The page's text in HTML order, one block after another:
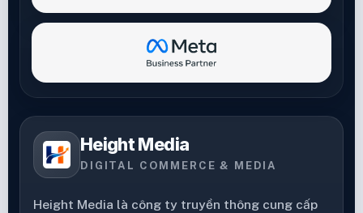
Height Media
DIGITAL COMMERCE & MEDIA
Height Media là công ty truyền thông cung cấp